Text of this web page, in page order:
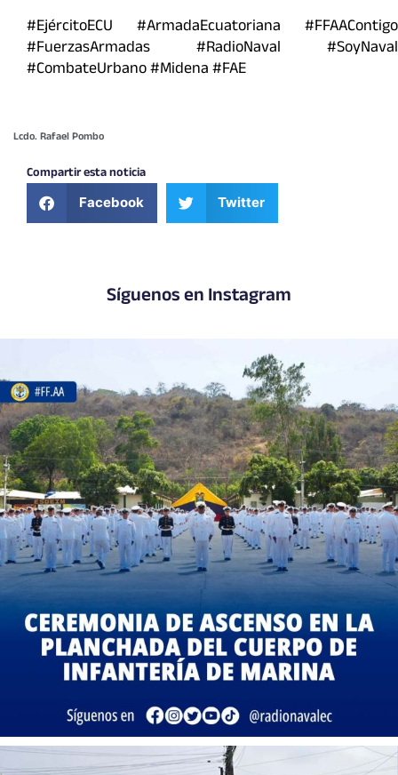
#EjércitoECU #ArmadaEcuatoriana #FFAAContigo
#FuerzasArmadas #RadioNaval #SoyNaval
#CombateUrbano #Midena #FAE
Lcdo. Rafael Pombo
Compartir esta noticia
Facebook Twitter
Síguenos en Instagram